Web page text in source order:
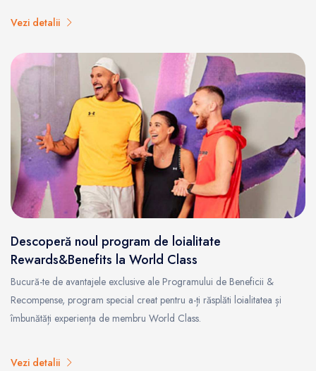
Vezi detalii
Descoperă noul program de loialitate
Rewards&Benefits la World Class
Bucură-te de avantajele exclusive ale Programului de Beneficii &
Recompense, program special creat pentru a-ți răsplăti loialitatea și
îmbunătăți experiența de membru World Class.
Vezi detalii